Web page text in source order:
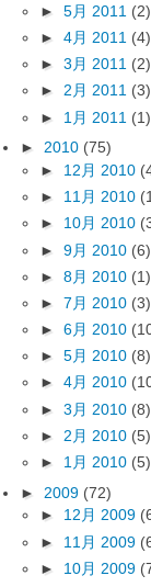
► 5月 2011 (2)
► 4月 2011 (4)
► 3月 2011 (2)
► 2月 2011 (3)
► 1月 2011 (1)
► 2010 (75)
► 12月 2010
► 11月 2010
► 10月 2010
► 9月 2010 (6)
► 8月 2010 (1)
► 7月 2010 (3)
► 6月 2010
► 5月 2010 (8)
► 4月 2010
► 3月 2010 (8)
► 2月 2010 (5)
► 1月 2010 (5)
► 2009 (72)
► 12月 2009
► 11月 2009
► 10月 2009